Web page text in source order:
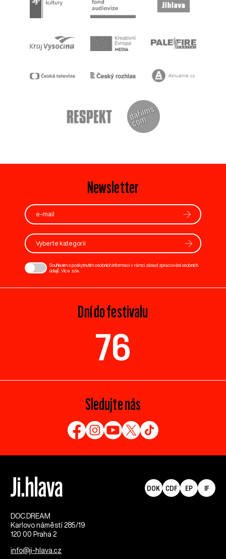
Newsletter
Vyberte kategorii
Souhlasím s poskytnutím osobních informací v rámci zásad zpracování osobních
údajů. Více zde
Dní do festivalu
76
Sledujte nás
DOC.DREAM​
Karlovo náměstí 285/19
120 00 Praha 2
info@ji-hlava.cz
DOK CDF EP IF